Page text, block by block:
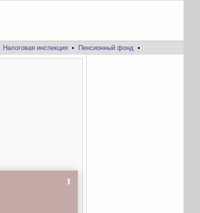
Налоговая инспекция • Пенсионный фонд •